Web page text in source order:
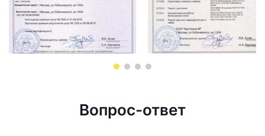
Вопрос-ответ